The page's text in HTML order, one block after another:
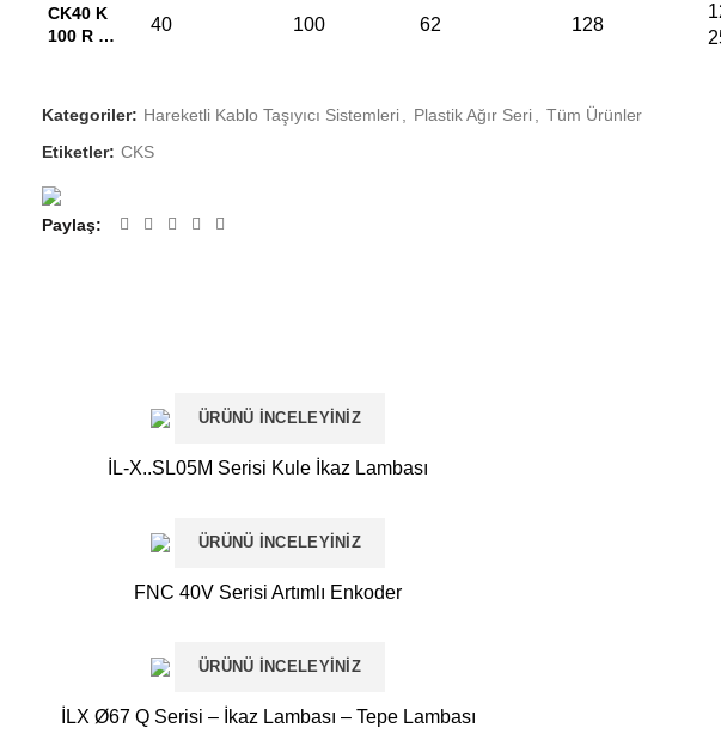
CK40 K
100 R …
40 100 62 128
Kategoriler: Hareketli Kablo Taşıyıcı Sistemleri Plastik Ağır Seri
Tüm Ürünler
Etiketler: CKS
Paylaş
ÜRÜNÜ İNCELEYINIZ
İL-X..SL05M Serisi Kule İkaz Lambası
ÜRÜNÜ İNCELEYINIZ
FNC 40V Serisi Artımlı Enkoder
ÜRÜNÜ İNCELEYINIZ
İLX Ø67 Q Serisi – İkaz Lambası – Tepe Lambası